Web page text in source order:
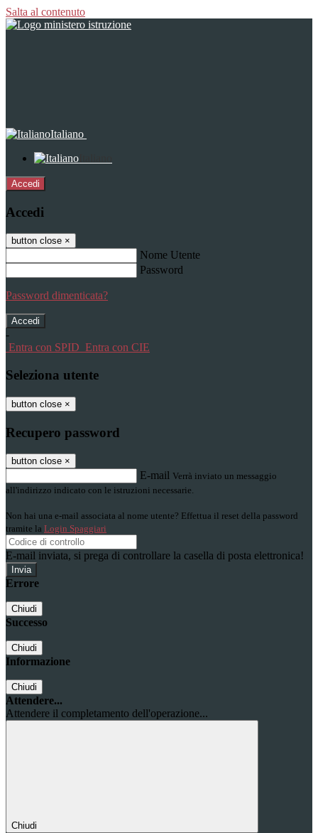
Salta al contenuto
Italiano
Accedi
Accedi
button close ×
Nome Utente
Password
Password dimenticata?
-
Entra con SPID Entra con CIE
Seleziona utente
button close ×
Recupero password
button close ×
E-mail Verrà inviato un messaggio
all'indirizzo indicato con le istruzioni necessarie.
Non hai una e-mail associata al nome utente? Effettua il reset della password
tramite la Login Spaggiari
E-mail inviata, si prega di controllare la casella di posta elettronica!
Errore
Chiudi
Successo
Chiudi
Informazione
Chiudi
Attendere...
Attendere il completamento dell'operazione...
Chiudi